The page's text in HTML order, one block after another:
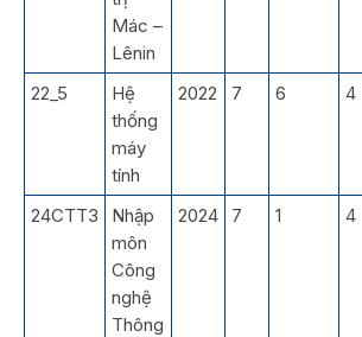
Mác –
Lênin
22_5
Hệ
thống
máy
tính
2022 7 6 4
24CTT3
Nhập
môn
Công
nghệ
Thông
2024 7 1 4